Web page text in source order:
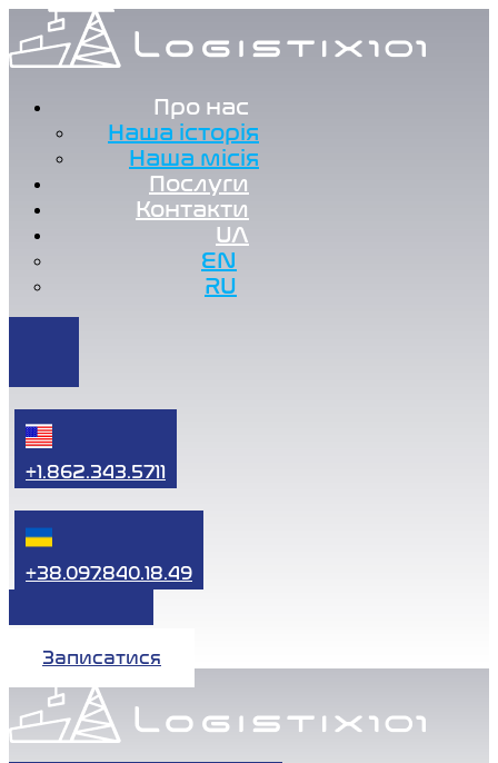
Про нас
Наша історія
Наша місія
Послуги
Контакти
UA
EN
RU
+1.862.343.5711
+38.097.840.18.49
Записатися